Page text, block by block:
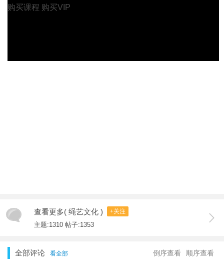
购买课程 购买VIP
查看更多( 绳艺文化 ) +关注
主题:1310 帖子:1353
全部评论 看全部 顺序查看
倒序查看